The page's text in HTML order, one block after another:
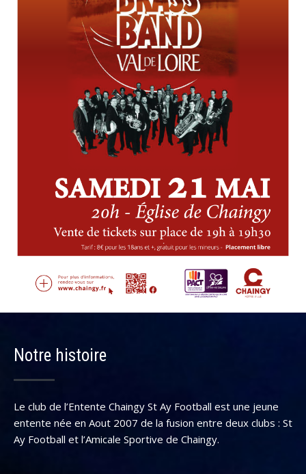
Notre histoire
Le club de l’Entente Chaingy St Ay Football est une jeune
entente née en Aout 2007 de la fusion entre deux clubs : St
Ay Football et l’Amicale Sportive de Chaingy.